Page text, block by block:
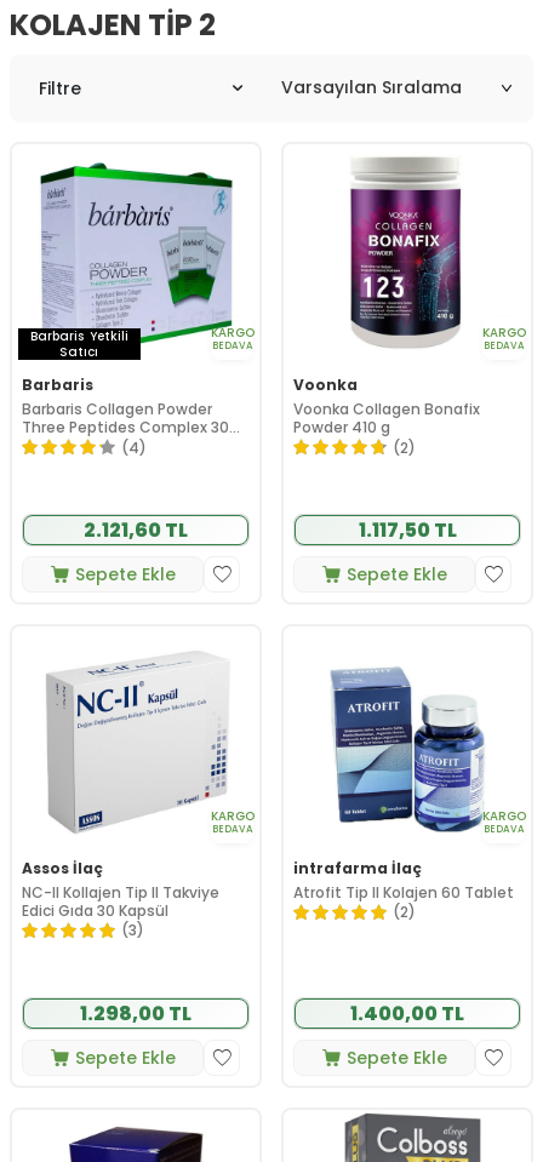
KOLAJEN TIP 2
Filtre
Barbaris Yetkili
Satıcı
KARGO
BEDAVA
Barbaris
Barbaris Collagen Powder
Three Peptides Complex 30
Saşe
(4)
2.121,60 TL
Sepete Ekle
KARGO
BEDAVA
Voonka
Voonka Collagen Bonafix
Powder 410 g
(2)
1.117,50 TL
Sepete Ekle
KARGO
BEDAVA
Assos İlaç
NC-II Kollajen Tip II Takviye
Edici Gıda 30 Kapsül
(3)
1.298,00 TL
Sepete Ekle
KARGO
BEDAVA
intrafarma İlaç
Atrofit Tip II Kolajen 60 Tablet
(2)
1.400,00 TL
Sepete Ekle